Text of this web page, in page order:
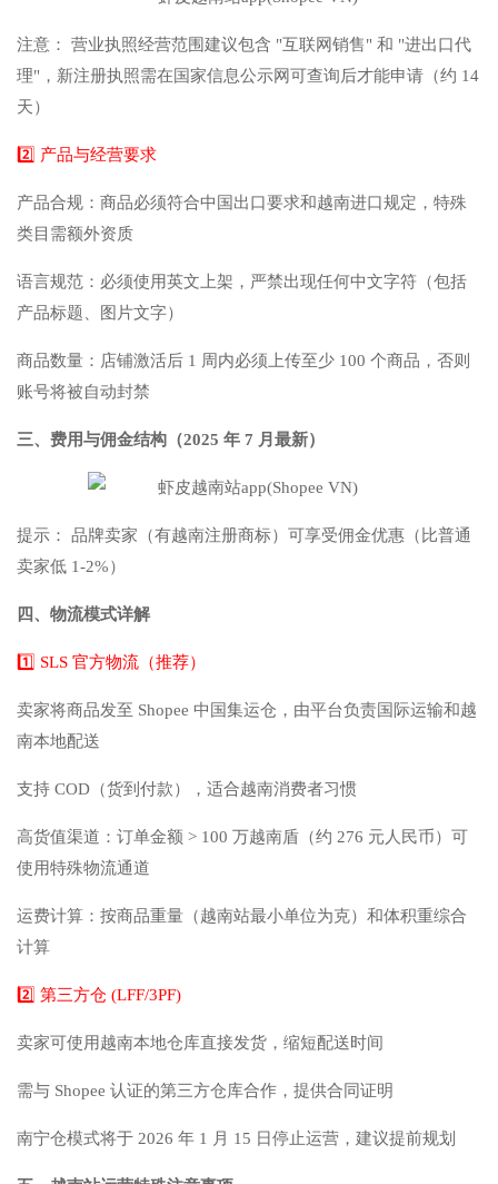
注意： 营业执照经营范围建议包含 "互联网销售" 和 "进出口代
理"，新注册执照需在国家信息公示网可查询后才能申请（约 14
天）
2️⃣ 产品与经营要求
产品合规：商品必须符合中国出口要求和越南进口规定，特殊
类目需额外资质
语言规范：必须使用英文上架，严禁出现任何中文字符（包括
产品标题、图片文字）
商品数量：店铺激活后 1 周内必须上传至少 100 个商品，否则
账号将被自动封禁
三、费用与佣金结构（2025 年 7 月最新）
提示： 品牌卖家（有越南注册商标）可享受佣金优惠（比普通
卖家低 1-2%）
四、物流模式详解
1️⃣ SLS 官方物流（推荐）
卖家将商品发至 Shopee 中国集运仓，由平台负责国际运输和越
南本地配送
支持 COD（货到付款），适合越南消费者习惯
高货值渠道：订单金额 > 100 万越南盾（约 276 元人民币）可
使用特殊物流通道
运费计算：按商品重量（越南站最小单位为克）和体积重综合
计算
2️⃣ 第三方仓 (LFF/3PF)
卖家可使用越南本地仓库直接发货，缩短配送时间
需与 Shopee 认证的第三方仓库合作，提供合同证明
南宁仓模式将于 2026 年 1 月 15 日停止运营，建议提前规划